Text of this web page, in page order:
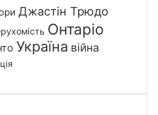
Джастін Трюдо
Онтаріо
Україна війна